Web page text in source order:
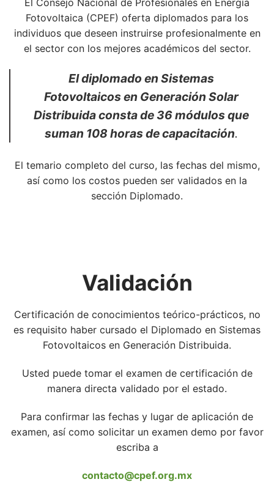
El Consejo Nacional de Profesionales en Energía
Fotovoltaica (CPEF) oferta diplomados para los
individuos que deseen instruirse profesionalmente en
el sector con los mejores académicos del sector.
El diplomado en Sistemas
Fotovoltaicos en Generación Solar
Distribuida consta de 36 módulos que
suman 108 horas de capacitación.
El temario completo del curso, las fechas del mismo,
así como los costos pueden ser validados en la
sección Diplomado.
Validación
Certificación de conocimientos teórico-prácticos, no
es requisito haber cursado el Diplomado en Sistemas
Fotovoltaicos en Generación Distribuida.
Usted puede tomar el examen de certificación de
manera directa validado por el estado.
Para confirmar las fechas y lugar de aplicación de
examen, así como solicitar un examen demo por favor
escriba a
contacto@cpef.org.mx